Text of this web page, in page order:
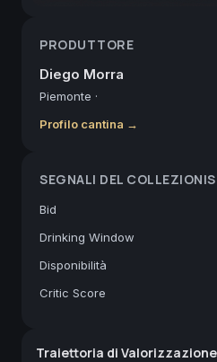
PRODUTTORE
Diego Morra
Piemonte ·
Profilo cantina →
SEGNALI DEL
Bid
Drinking Window
Disponibilità
Critic Score
Traiettoria di Valorizzazione